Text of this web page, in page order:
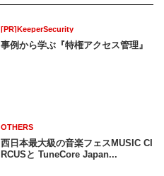
[PR]KeeperSecurity
事例から学ぶ『特権アクセス管理』
OTHERS
西日本最大級の音楽フェスMUSIC CI
RCUSと TuneCore Japan...